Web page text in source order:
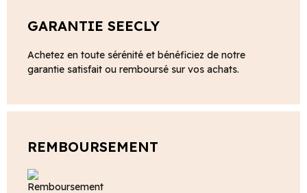
GARANTIE SEECLY
Achetez en toute sérénité et bénéficiez de notre
garantie satisfait ou remboursé sur vos achats.
REMBOURSEMENT